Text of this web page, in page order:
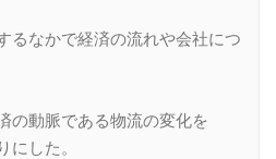
るなかで経済の流れや会社につ
の動脈である物流の変化を
した。